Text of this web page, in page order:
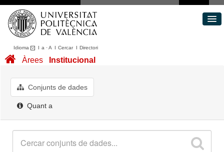
Idioma I a ·A I CercarI Directori
Conjunts de dades
Quant a
Àrees Institucional
Conjunts de dades
Quant a